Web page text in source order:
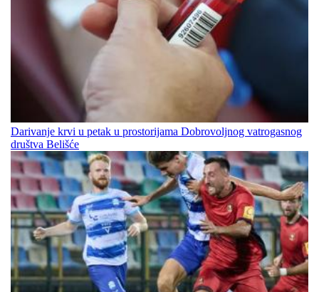
Darivanje krvi u petak u prostorijama Dobrovoljnog vatrogasnog
društva Belišće